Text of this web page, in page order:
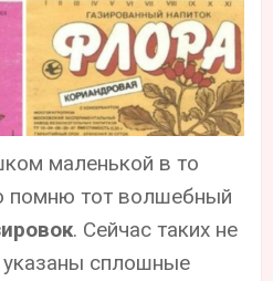
маленькой в то
помню тот волшебный
. Сейчас таких не
указаны сплошные